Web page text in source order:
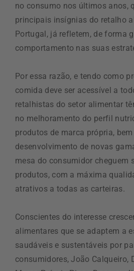
no consumo nos últimos anos,
principais insígnias do retalho
Portugal, já refletem, de forma
comportamento nas suas
Por essa razão, e tendo como
comida deve ser acessível a
retalhistas do setor alimentar
no melhoramento do perfil
produtos de marca própria,
desenvolvimento de novas
mesa do consumidor cheguem
produtos, com a máxima
atrativos a todas as carteiras.
Conscientes do interesse
alimentares que se adaptem a
saudáveis e sustentáveis por
consumidores, João Calqueiro,